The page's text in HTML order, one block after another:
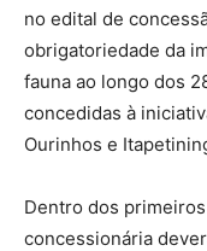
no edital de
obrigatoriedade da
fauna ao longo dos
concedidas à
Ourinhos e
Dentro dos
concessionária